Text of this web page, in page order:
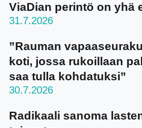
ViaDian perintö on yhä
31.7.2026
”Rauman
koti, jossa rukoillaan
saa tulla kohdatuksi”
30.7.2026
Radikaali sanoma